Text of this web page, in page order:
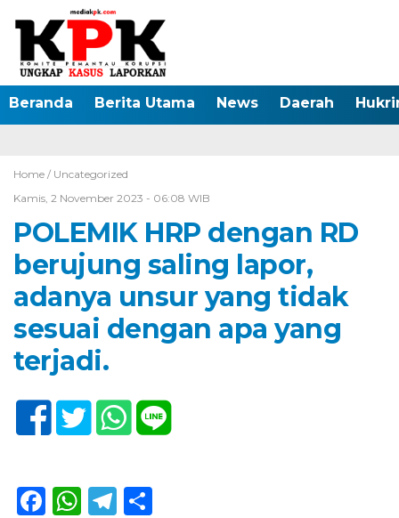
Beranda Berita Utama News Daerah
Home / Uncategorized
Kamis, 2 November 2023 - 06:08 WIB
POLEMIK HRP dengan RD
berujung saling lapor,
adanya unsur yang tidak
sesuai dengan apa yang
terjadi.
Facebook
WhatsApp
Telegram